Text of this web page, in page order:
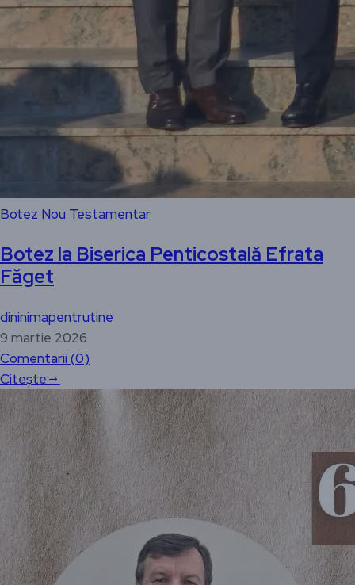
Botez Nou Testamentar
Botez la Biserica Penticostală Efrata
Făget
dininimapentrutine
9 martie 2026
Comentarii (0)
Citește